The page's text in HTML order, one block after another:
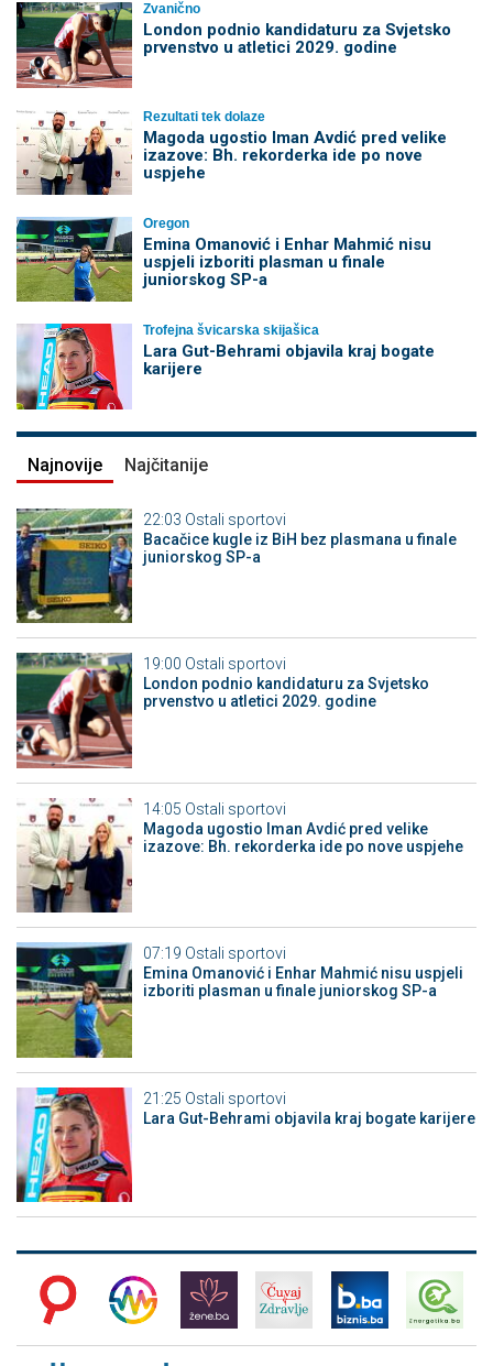
Zvanično
London podnio kandidaturu za Svjetsko
prvenstvo u atletici 2029. godine
Rezultati tek dolaze
Magoda ugostio Iman Avdić pred velike
izazove: Bh. rekorderka ide po nove
uspjehe
Oregon
Emina Omanović i Enhar Mahmić nisu
uspjeli izboriti plasman u finale
juniorskog SP-a
Trofejna švicarska skijašica
Lara Gut-Behrami objavila kraj bogate
karijere
Najnovije Najčitanije
22:03 Ostali sportovi
Bacačice kugle iz BiH bez plasmana u finale
juniorskog SP-a
19:00 Ostali sportovi
London podnio kandidaturu za Svjetsko
prvenstvo u atletici 2029. godine
14:05 Ostali sportovi
Magoda ugostio Iman Avdić pred velike
izazove: Bh. rekorderka ide po nove uspjehe
07:19 Ostali sportovi
Emina Omanović i Enhar Mahmić nisu uspjeli
izboriti plasman u finale juniorskog SP-a
21:25 Ostali sportovi
Lara Gut-Behrami objavila kraj bogate karijere